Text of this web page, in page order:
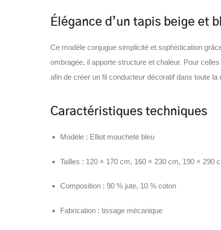
Élégance d’un tapis beige et
Ce modèle conjugue simplicité et sophistication
ombragée, il apporte structure et chaleur. Pour
afin de créer un fil conducteur décoratif dans toute la
Caractéristiques techniques
Modèle : Elliot moucheté bleu
Tailles : 120 × 170 cm, 160 × 230 cm, 190 × 290
Composition : 90 % jute, 10 % coton
Fabrication : tissage mécanique